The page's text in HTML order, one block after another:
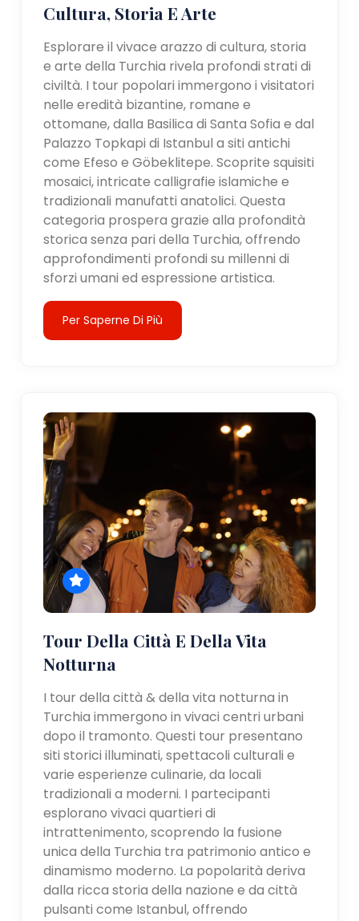
Cultura, Storia E Arte
Esplorare il vivace arazzo di cultura, storia
e arte della Turchia rivela profondi strati di
civiltà. I tour popolari immergono i visitatori
nelle eredità bizantine, romane e
ottomane, dalla Basilica di Santa Sofia e dal
Palazzo Topkapi di Istanbul a siti antichi
come Efeso e Göbeklitepe. Scoprite squisiti
mosaici, intricate calligrafie islamiche e
tradizionali manufatti anatolici. Questa
categoria prospera grazie alla profondità
storica senza pari della Turchia, offrendo
approfondimenti profondi su millenni di
sforzi umani ed espressione artistica.
Per Saperne Di Più
Tour Della Città E Della Vita
Notturna
I tour della città & della vita notturna in
Turchia immergono in vivaci centri urbani
dopo il tramonto. Questi tour presentano
siti storici illuminati, spettacoli culturali e
varie esperienze culinarie, da locali
tradizionali a moderni. I partecipanti
esplorano vivaci quartieri di
intrattenimento, scoprendo la fusione
unica della Turchia tra patrimonio antico e
dinamismo moderno. La popolarità deriva
dalla ricca storia della nazione e da città
pulsanti come Istanbul, offrendo